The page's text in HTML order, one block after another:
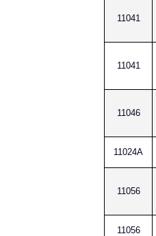
11041
11041
11046
11024A
11056
11056